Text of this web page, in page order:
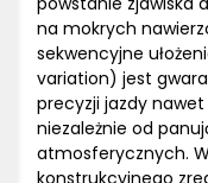
na mokrych
sekwencyjne
variation) jest
precyzji jazdy
niezależnie od
atmosferycznych.
konstrukcyjnego